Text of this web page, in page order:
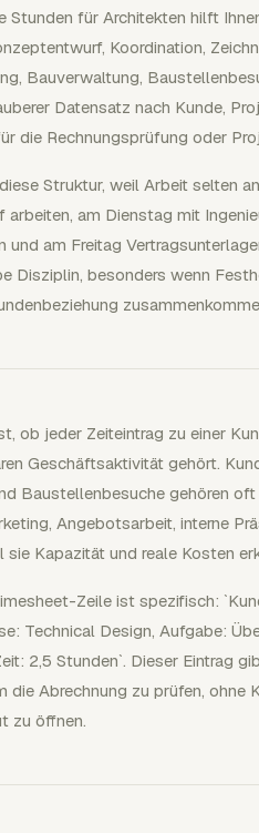
Stunden für Architekten hilft
Koordination,
Bauverwaltung,
Datensatz nach Kunde,
die Rechnungsprüfung oder
Struktur, weil Arbeit selten
am Dienstag mit
am Freitag
Disziplin, besonders wenn
ob jeder Zeiteintrag zu einer
Geschäftsaktivität gehört.
Baustellenbesuche gehören
Angebotsarbeit, interne
sie Kapazität und reale Kosten
Zeile ist spezifisch:
Technical Design, Aufgabe:
2,5 Stunden`. Dieser Eintrag
die Abrechnung zu prüfen, ohne
zu öffnen.